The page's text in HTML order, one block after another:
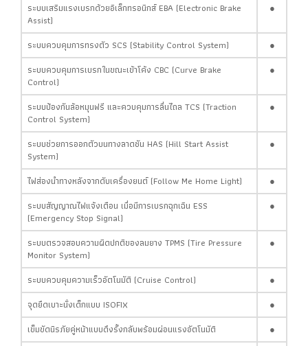
ระบบเสริมแรงเบรกด้วยอิเล็กทรอนิกส์ EBA (Electronic Brake
Assist)
●
ระบบควบคุมการทรงตัว SCS (Stability Control System)
●
ระบบควบคุมการเบรกในขณะเข้าโค้ง CBC (Curve Brake
Control)
●
ระบบป้องกันล้อหมุนฟรี และควบคุมการลื่นไถล TCS (Traction
Control System)
●
ระบบช่วยการออกตัวบนทางลาดชัน HAS (Hill Start Assist
System)
●
ไฟส่องนำทางหลังจากดับเครื่องยนต์ (Follow Me Home Light)
●
ระบบสัญญาณไฟแจ้งเตือน เมื่อมีการเบรกฉุกเฉิน ESS
(Emergency Stop Signal)
●
ระบบตรวจสอบความผิดปกติของลมยาง TPMS (Tire Pressure
Monitor System)
●
ระบบควบคุมความเร็วอัตโนมัติ (Cruise Control)
●
จุดยึดเบาะนั่งเด็กแบบ ISOFIX
●
เข็มขัดนิรภัยคู่หน้าแบบดึงรั้งกลับพร้อมผ่อนแรงอัตโนมัติ
●